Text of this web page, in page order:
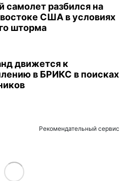
самолет разбился на
США в условиях
шторма
движется к
в БРИКС в поисках
Рекомендательный сервис
More